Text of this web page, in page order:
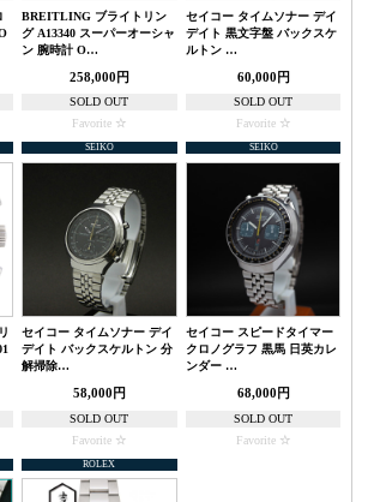
BREITLING ブライトリン
グ A13340 スーパーオーシャ
ン 腕時計 O…
258,000円
SOLD OUT
Favorite
セイコー タイムソナー デイ
デイト 黒文字盤 バックスケ
ルトン …
60,000円
SOLD OUT
Favorite
SEIKO
セイコー タイムソナー デイ
デイト バックスケルトン 分
解掃除…
58,000円
SOLD OUT
Favorite
SEIKO
セイコー スピードタイマー
クロノグラフ 黒馬 日英カレ
ンダー …
68,000円
SOLD OUT
Favorite
ROLEX